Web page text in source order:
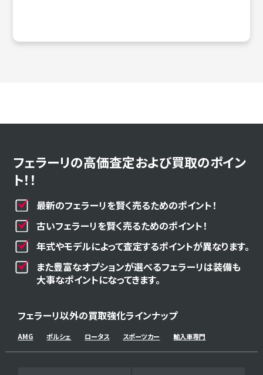
フェラーリの高価査定および買取のポイン
ト！！
最新のフェラーリを賢く売るためのポイント！
古いフェラーリを賢く売るためのポイント！
年式やモデルによって査定するポイントが異なります。
また豊富なオプションが選べるフェラーリは装備も
大事なポイントになってきます。
フェラーリ以外の買取強化ラインナップ
AMG ポルシェ ロータス スポーツカー 輸入車専門